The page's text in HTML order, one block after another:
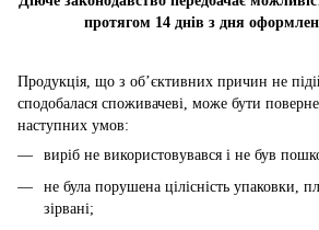
протягом 14 днів з дня
Продукція, що з об’єктивних причин не
сподобалася споживачеві, може бути
наступних умов:
виріб не використовувався і не був
не була порушена цілісність упаковки,
зірвані;